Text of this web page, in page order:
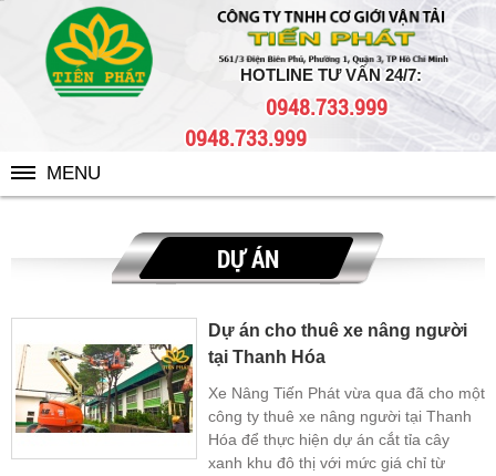
HOTLINE TƯ VẤN 24/7:
0948.733.999
0948.733.999
MENU
DỰ ÁN
Dự án cho thuê xe nâng người
tại Thanh Hóa
Xe Nâng Tiến Phát vừa qua đã cho một
công ty thuê xe nâng người tại Thanh
Hóa để thực hiện dự án cắt tỉa cây
xanh khu đô thị với mức giá chỉ từ